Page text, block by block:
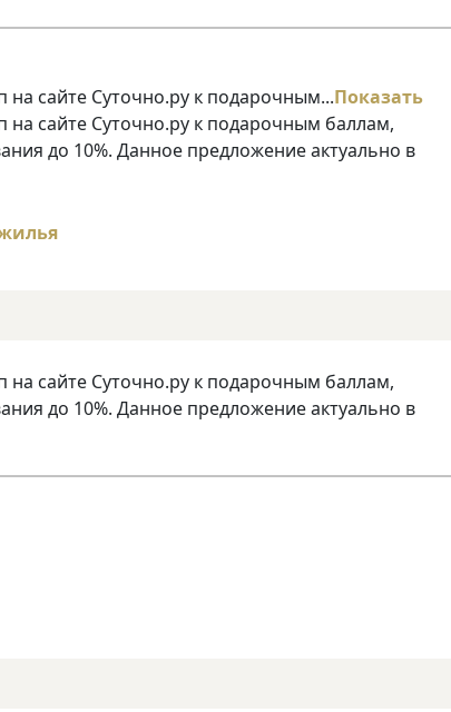
на сайте Суточно.ру к подарочным...Показать
на сайте Суточно.ру к подарочным баллам,
до 10%. Данное предложение актуально в
на сайте Суточно.ру к подарочным баллам,
до 10%. Данное предложение актуально в